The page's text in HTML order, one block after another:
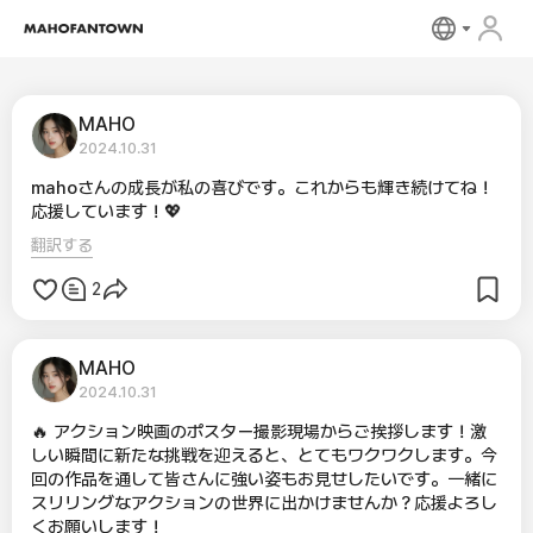
MAHO
2024.10.31
mahoさんの成長が私の喜びです。これからも輝き続けてね！
応援しています！💖
翻訳する
2
MAHO
2024.10.31
🔥 アクション映画のポスター撮影現場からご挨拶します！激
しい瞬間に新たな挑戦を迎えると、とてもワクワクします。今
回の作品を通して皆さんに強い姿もお見せしたいです。一緒に
スリリングなアクションの世界に出かけませんか？応援よろし
くお願いします！